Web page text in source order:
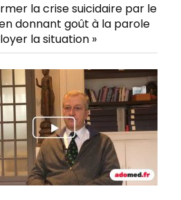
la crise suicidaire par le
donnant goût à la parole
la situation »